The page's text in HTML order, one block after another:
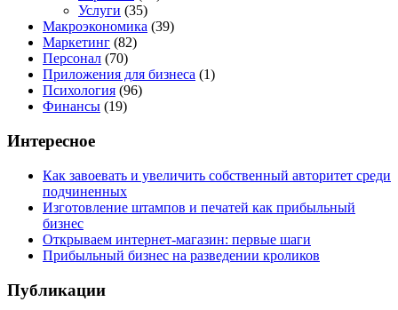
Услуги (35)
Макроэкономика (39)
Маркетинг (82)
Персонал (70)
Приложения для бизнеса (1)
Психология (96)
Финансы (19)
Интересное
Как завоевать и увеличить собственный авторитет среди
подчиненных
Изготовление штампов и печатей как прибыльный
бизнес
Открываем интернет-магазин: первые шаги
Прибыльный бизнес на разведении кроликов
Публикации